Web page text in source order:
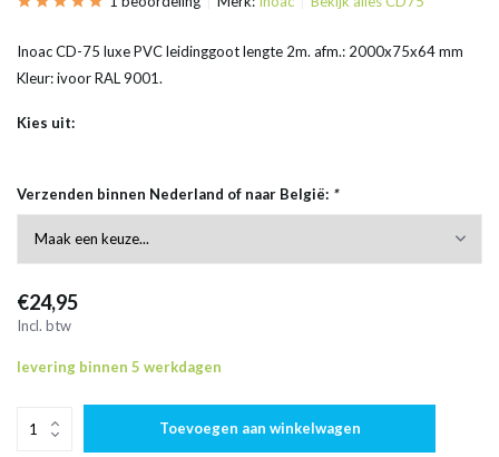
Inoac CD-75 luxe PVC leidinggoot lengte 2m. afm.: 2000x75x64 mm
Kleur: ivoor RAL 9001.
Kies uit:
Verzenden binnen Nederland of naar België: *
€24,95
Incl. btw
levering binnen 5 werkdagen
Toevoegen aan winkelwagen